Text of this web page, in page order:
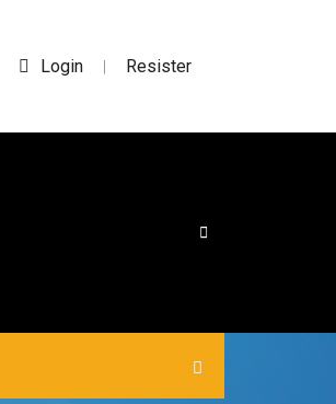
Login | Resister